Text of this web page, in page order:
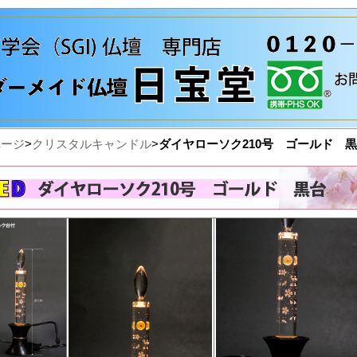
ジ>クリスタルキャンドル>ダイヤローソク210号 ゴールド